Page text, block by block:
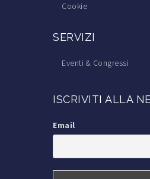
Cookie
SERVIZI
Eventi & Congressi
Trova il Medico
Iscrizione alla S.I.Tri.
Blog Calvizie
ISCRIVITI ALLA
Email